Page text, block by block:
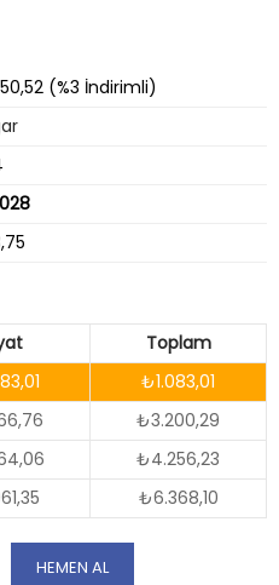
(%3 İndirimli)
Toplam
₺1.083,01
₺3.200,29
₺4.256,23
₺6.368,10
HEMEN AL